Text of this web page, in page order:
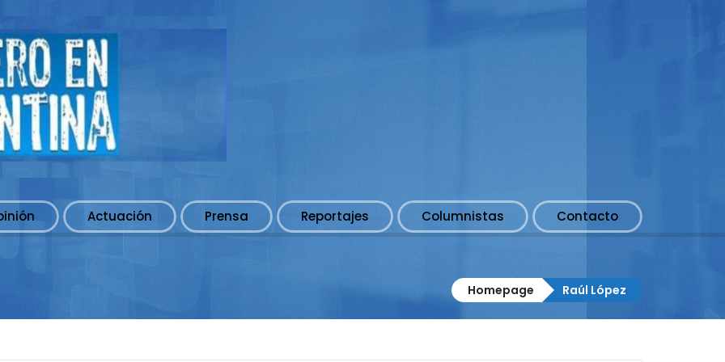
Actuación Prensa Reportajes Columnistas Contacto
Homepage Raúl López